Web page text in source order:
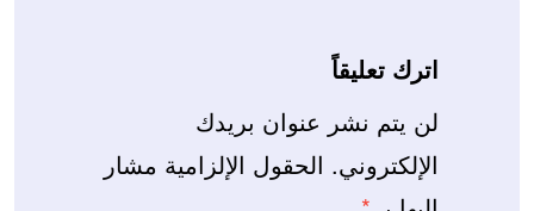
اترك تعليقاً
لن يتم نشر عنوان بريدك
الإلكتروني. الحقول الإلزامية مشار